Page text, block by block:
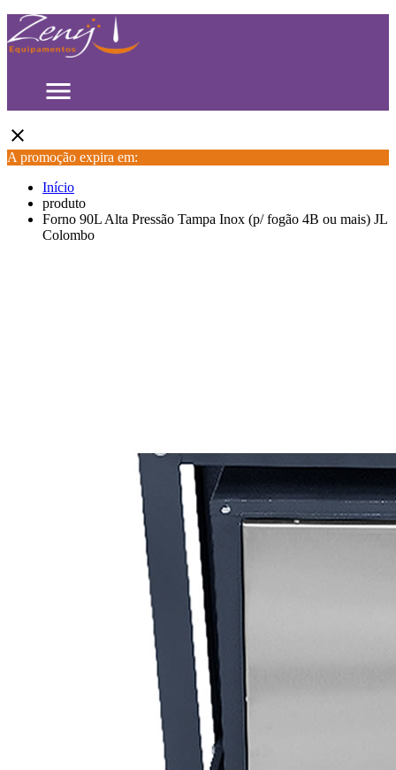
menu
close
A promoção expira em:
Início
produto
Forno 90L Alta Pressão Tampa Inox (p/ fogão 4B ou mais) JL
Colombo